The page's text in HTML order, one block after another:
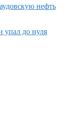
нефть
упал до нуля